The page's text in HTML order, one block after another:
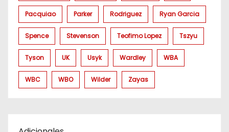
Pacquiao Parker Rodriguez Ryan Garcia
Spence Stevenson Teofimo Lopez Tszyu
Tyson UK Usyk Wardley WBA
WBC WBO Wilder Zayas